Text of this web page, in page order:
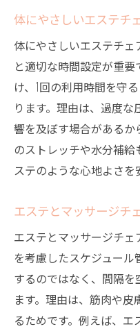
体にやさしいエステチ
体にやさしいエステチ
と適切な時間設定が重
け、1回の利用時間を守
ります。理由は、過度
響を及ぼす場合がある
のストレッチや水分補
ステのような心地よさを
エステとマッサージチ
エステとマッサージチ
を考慮したスケジュー
するのではなく、間隔
ます。理由は、筋肉や
るためです。例えば、エ